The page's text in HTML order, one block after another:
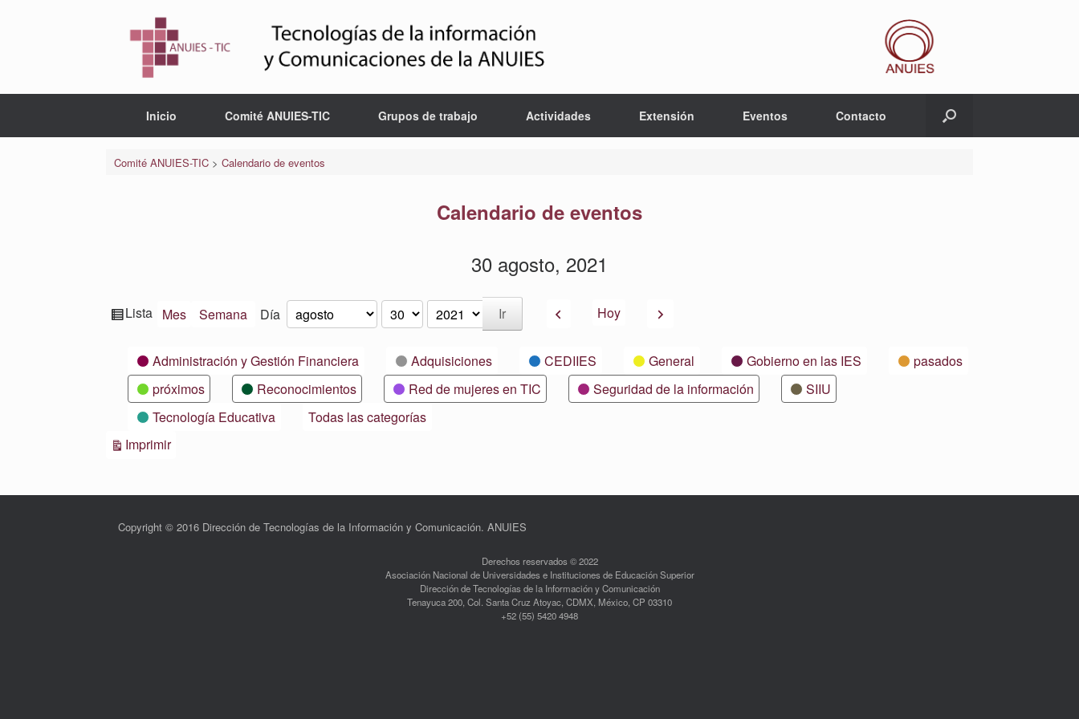
Inicio Comité ANUIES-TIC Grupos de trabajo Actividades Extensión Eventos Contacto
Comité ANUIES-TIC> Calendario de eventos
Calendario de eventos
30 agosto, 2021
Ver
Lista Mes Semana Día Mes
Día
Año AnteriorHoy Siguiente
CategoríasAdministración y Gestión Financiera Adquisiciones CEDIIES General Gobierno en las IES
pasados
próximos
Reconocimientos Red de mujeres en TIC Seguridad de la información
SIIU
Tecnología Educativa
Todas las categorías
ImprimirVistas
Copyright © 2016 Dirección de Tecnologías de la Información y Comunicación. ANUIES
Derechos reservados © 2022
Asociación Nacional de Universidades e Instituciones de Educación Superior
Dirección de Tecnologías de la Información y Comunicación
Tenayuca 200, Col. Santa Cruz Atoyac, CDMX, México, CP 03310
+52 (55) 5420 4948